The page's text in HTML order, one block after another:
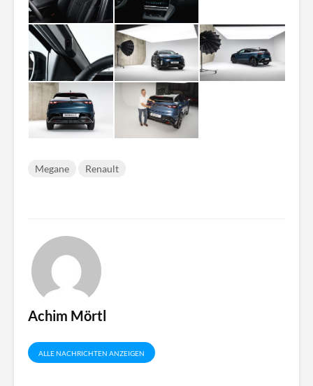
Megane Renault
Achim Mörtl
ALLE NACHRICHTEN ANZEIGEN